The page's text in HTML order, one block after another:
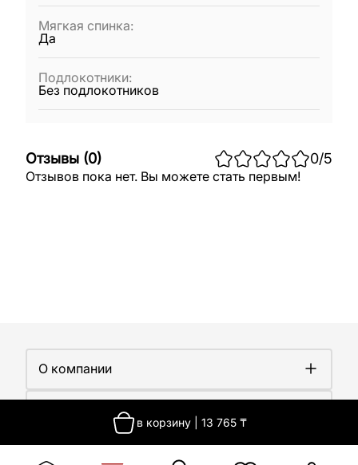
в корзину 13 765 ₸
Мягкая спинка:
Да
Подлокотники:
Без подлокотников
Отзывы (0) 0/5
Отзывов пока нет. Вы можете стать первым!
О компании
О компании
Новости
Покупателям